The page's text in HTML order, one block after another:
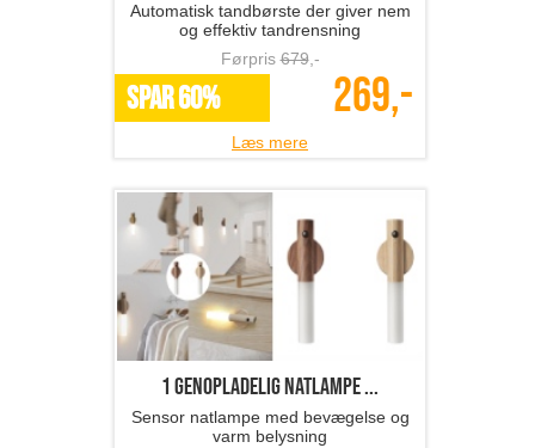
Automatisk tandbørste der giver nem
og effektiv tandrensning
Førpris679,-
SPAR 60% 269,-
Læs mere
1 genopladelig natlampe ...
Sensor natlampe med bevægelse og
varm belysning